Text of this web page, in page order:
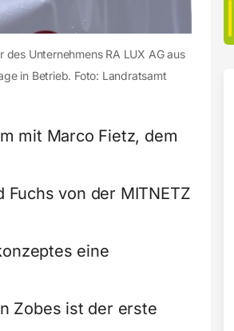
Unternehmens RA LUX AG aus
in Betrieb. Foto: Landratsamt
mit Marco Fietz, dem
Fuchs von der MITNETZ
eine
Zobes ist der erste